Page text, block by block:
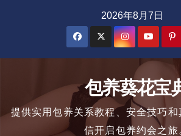
2026年8月7日
包养葵花宝
提供实用包养关系教程、安全技巧和
信开启包养约会之旅